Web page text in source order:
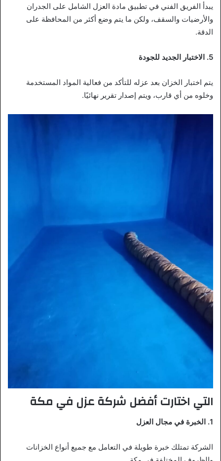
يبدأ الفريق الفني في تطبيق مادة العزل الشامل على الجدران
والأرضيات والسقف، ولكن ما يتم وضع أكثر من المحافظة على
الدقة.
5. الاختبار الجديد للجودة
يتم اختبار الخزان بعد عزله للتأكد من فعالية المواد المستخدمة
وخلوه من أي قارب، ويتم إصدار تقرير نهائيًا.
التي اختارت أفضل شركة عزل في مكة
1. الخبرة في مجال العزل
الشركة تمتلك خبرة طويلة في التعامل مع جميع أنواع الخزانات